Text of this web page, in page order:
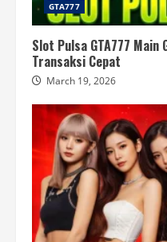
GTA777
Slot Pulsa GTA777 Main
Transaksi Cepat
March 19, 2026